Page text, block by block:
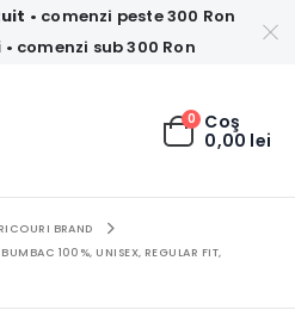
• comenzi peste 300 Ron
• comenzi sub 300 Ron
0 Coş
0,00 lei
BRAND
100%, UNISEX, REGULAR FIT,